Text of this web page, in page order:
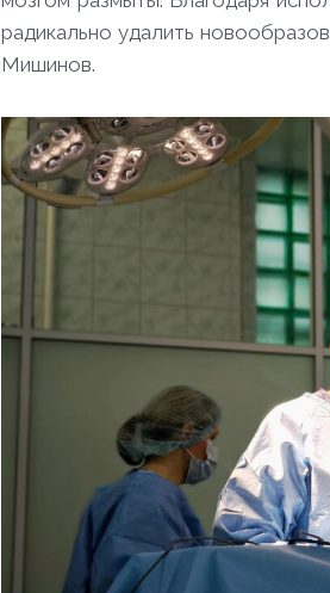
радикально удалить
Мишинов.